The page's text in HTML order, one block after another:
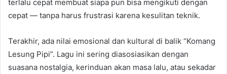
terlalu cepat membuat siapa pun bisa mengikuti dengan
cepat — tanpa harus frustrasi karena kesulitan teknik.
Terakhir, ada nilai emosional dan kultural di balik “Komang
Lesung Pipi”. Lagu ini sering diasosiasikan dengan
suasana nostalgia, kerinduan akan masa lalu, atau sekadar